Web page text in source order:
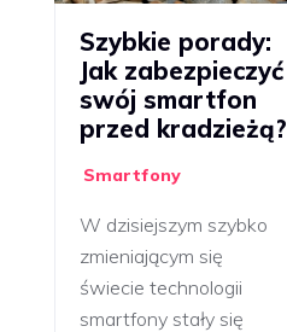
Szybkie porady:
Jak zabezpieczyć
swój smartfon
przed kradzieżą?
Smartfony
W dzisiejszym szybko
zmieniającym się
świecie technologii
smartfony stały się